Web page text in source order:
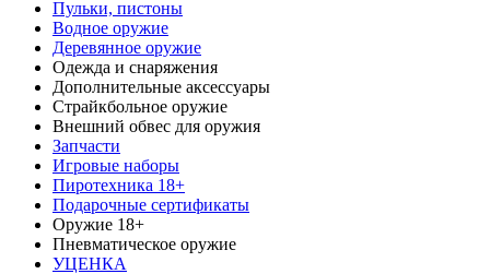
Пульки, пистоны
Водное оружие
Деревянное оружие
Одежда и снаряжения
Дополнительные аксессуары
Страйкбольное оружие
Внешний обвес для оружия
Запчасти
Игровые наборы
Пиротехника 18+
Подарочные сертификаты
Оружие 18+
Пневматическое оружие
УЦЕНКА